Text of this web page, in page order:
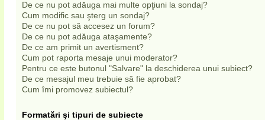
De ce nu pot adăuga mai multe opţiuni la sondaj?
Cum modific sau şterg un sondaj?
De ce nu pot să accesez un forum?
De ce nu pot adăuga ataşamente?
De ce am primit un avertisment?
Cum pot raporta mesaje unui moderator?
Pentru ce este butonul "Salvare" la deschiderea unui subiect?
De ce mesajul meu trebuie să fie aprobat?
Cum îmi promovez subiectul?
Formatări şi tipuri de subiecte